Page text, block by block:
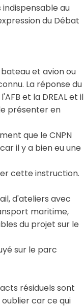
au
du Débat
et avion ou
La réponse du
et la DREAL et il
présenter en
que le CNPN
il y a bien eu une
cette instruction.
d'ateliers avec
maritime,
du projet sur le
sur le parc
résiduels sont
car ce qui